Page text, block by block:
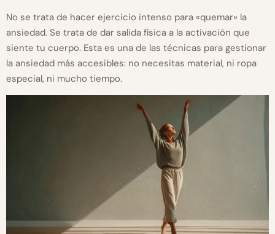
No se trata de hacer ejercicio intenso para «quemar» la
ansiedad. Se trata de dar salida física a la activación que
siente tu cuerpo. Esta es una de las técnicas para gestionar
la ansiedad más accesibles: no necesitas material, ni ropa
especial, ni mucho tiempo.